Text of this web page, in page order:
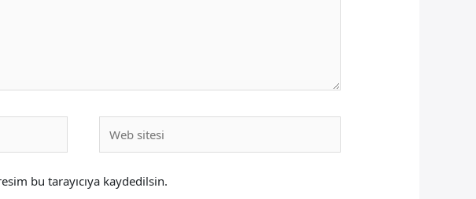
sitesi
bu tarayıcıya kaydedilsin.